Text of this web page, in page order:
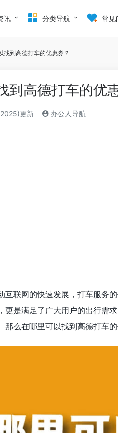
讯 分类导航 常见
找到高德打车的优惠券？
到高德打车的优
更新 办公人导航
互联网的快速发展，打车服务
更是满足了广大用户的出行需
那么在哪里可以找到高德打车的